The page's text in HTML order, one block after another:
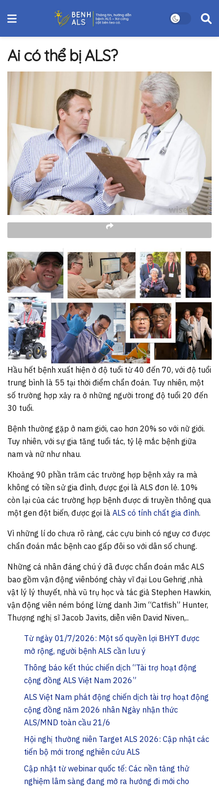
Ai có thể bị ALS?
Hầu hết bệnh xuất hiện ở độ tuổi từ 40 đến 70, với độ tuổi
trung bình là 55 tại thời điểm chẩn đoán. Tuy nhiên, một
số trường hợp xảy ra ở những người trong độ tuổi 20 đến
30 tuổi.
Bệnh thường gặp ở nam giới, cao hơn 20% so với nữ giới.
Tuy nhiên, với sự gia tăng tuổi tác, tỷ lệ mắc bệnh giữa
nam và nữ như nhau.
Khoảng 90 phần trăm các trường hợp bệnh xảy ra mà
không có tiền sử gia đình, được gọi là ALS đơn lẻ. 10%
còn lại của các trường hợp bệnh được di truyền thông qua
một gen đột biến, được gọi là ALS có tính chất gia đình.
Vì những lí do chưa rõ ràng, các cựu binh có nguy cơ được
chẩn đoán mắc bệnh cao gấp đôi so với dân số chung.
Những cá nhân đáng chú ý đã được chẩn đoán mắc ALS
bao gồm vận động viênbóng chày vĩ đại Lou Gehrig ,nhà
vật lý lý thuyết, nhà vũ trụ học và tác giả Stephen Hawkin,
vận động viên ném bóng lừng danh Jim “Catfish” Hunter,
Thượng nghị sĩ Jacob Javits, diễn viên David Niven,..
Từ ngày 01/7/2026: Một số quyền lợi BHYT được
mở rộng, người bệnh ALS cần lưu ý
Thông báo kết thúc chiến dịch “Tài trợ hoạt động
cộng đồng ALS Việt Nam 2026”
ALS Việt Nam phát động chiến dịch tài trợ hoạt động
cộng đồng năm 2026 nhân Ngày nhận thức
ALS/MND toàn cầu 21/6
Hội nghị thường niên Target ALS 2026: Cập nhật các
tiến bộ mới trong nghiên cứu ALS
Cập nhật từ webinar quốc tế: Các nền tảng thử
nghiệm lâm sàng đang mở ra hướng đi mới cho